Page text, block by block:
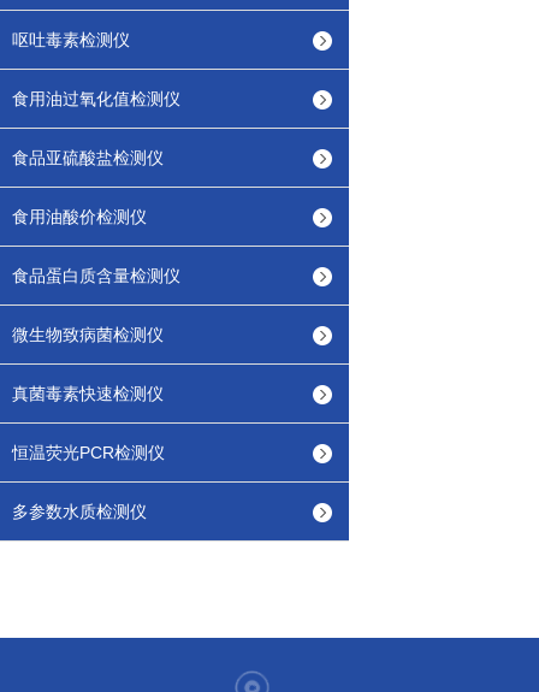
呕吐毒素检测仪
食用油过氧化值检测仪
食品亚硫酸盐检测仪
食用油酸价检测仪
食品蛋白质含量检测仪
微生物致病菌检测仪
真菌毒素快速检测仪
恒温荧光PCR检测仪
多参数水质检测仪